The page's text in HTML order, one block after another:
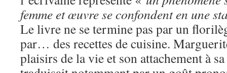
femme et œuvre se confondent en une
Le livre ne se termine pas par un
par… des recettes de cuisine.
plaisirs de la vie et son attachement à